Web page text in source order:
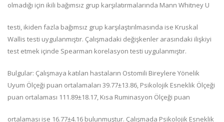
olmadığı için ikili bağımsız grup karşılatırmalarında Mann Whitney U
testi, ikiden fazla bağımsız grup karşılaştırılmasında ise Kruskal
Wallis testi uygulanmıştır. Çalışmadaki değişkenler arasındaki ilişkiyi
test etmek içinde Spearman korelasyon testi uygulanmıştır.
Bulgular: Çalışmaya katılan hastaların Ostomili Bireylere Yönelik
Uyum Ölçeği puan ortalamaları 39.77±13.86, Psikolojik Esneklik Ölçeği
puan ortalaması 111.89±18.17, Kısa Ruminasyon Ölçeği puan
ortalaması ise 16.77±4.16 bulunmuştur. Çalışmada Psikolojik Esneklik